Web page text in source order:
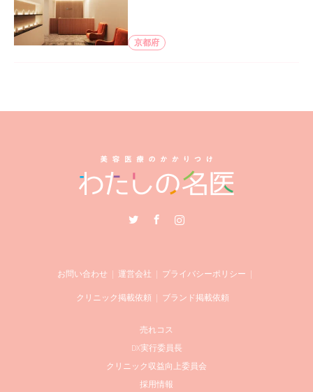
京都府
Instagram
お問い合わせ 運営会社 プライバシーポリシー
クリニック掲載依頼 ブランド掲載依頼
売れコス
DX実行委員長
クリニック収益向上委員会
採用情報